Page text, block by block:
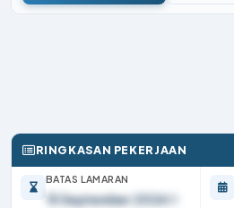
RINGKASAN PEKERJAAN
BATAS LAMARAN
15 September 2026